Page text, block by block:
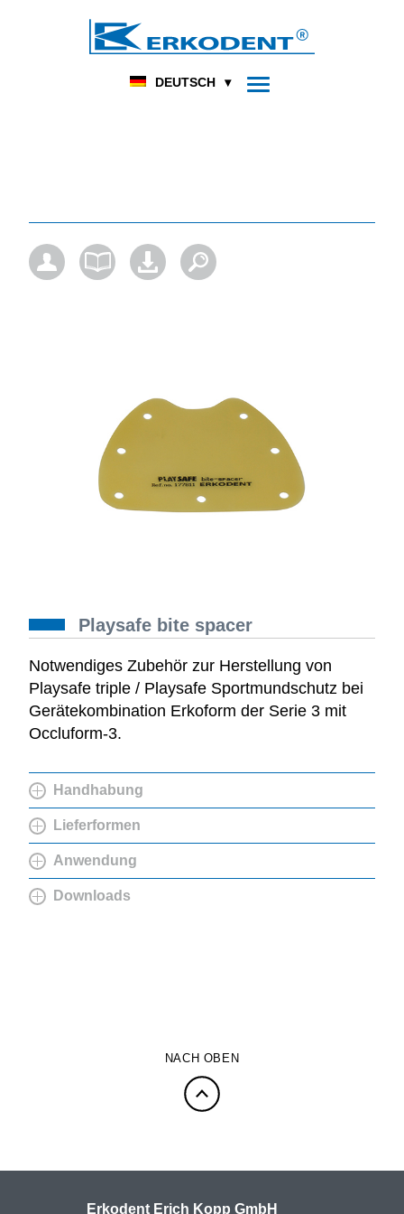
DEUTSCH
DENTAL FUSSORTHOPÄDIE
HOME PRODUKT
Playsafe bite spacer
Notwendiges Zubehör zur Herstellung von
Playsafe triple / Playsafe Sportmundschutz bei
Gerätekombination Erkoform der Serie 3 mit
Occluform-3.
Handhabung
Lieferformen
Anwendung
Downloads
NACH OBEN
Erkodent Erich Kopp GmbH